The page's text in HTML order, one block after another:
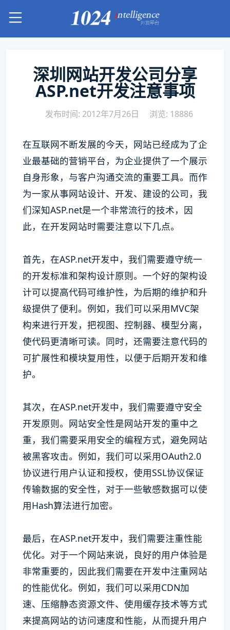
深圳网站开发公司分享
ASP.net开发注意事项
发布时间: 2012年7月26日 浏览: 18886
在互联网不断发展的今天，网站已经成为了企
业最基础的营销平台，为企业提供了一个展示
自身形象，与客户沟通交流的重要工具。而作
为一家从事网站设计、开发、建设的公司，我
们深知ASP.net是一个非常流行的技术，因
此，在开发网站时需要注意以下几点。
首先，在ASP.net开发中，我们需要遵守统一
的开发标准和架构设计原则。一个好的架构设
计可以提高代码可维护性，为后期的维护和升
级提供了便利。例如，我们可以采用MVC架
构来进行开发，把视图、控制器、模型分离，
使代码更清晰可读。同时，还需要注意代码的
可扩展性和模块复用性，以便于后期开发和维
护。
其次，在ASP.net开发中，我们需要遵守安全
开发原则。网站安全性是网站开发的重中之
重，我们需要采用安全的编程方式，避免网站
被黑客攻击。例如，我们可以采用OAuth2.0
协议进行用户认证和授权，使用SSL协议保证
传输数据的安全性，对于一些敏感数据可以使
用Hash算法进行加密。
最后，在ASP.net开发中，我们需要注重性能
优化。对于一个网站来说，良好的用户体验是
非常重要的，因此我们需要在开发中注重网站
的性能优化。例如，我们可以采用CDN加
速、压缩静态资源文件、使用缓存技术等方式
来提高网站的访问速度和性能，从而提升用户